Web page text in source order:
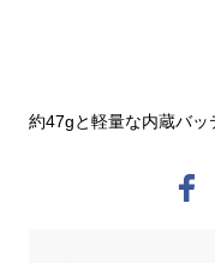
約47gと軽量な内蔵バッ